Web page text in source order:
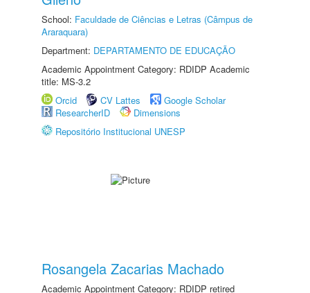
School: Faculdade de Ciências e Letras (Câmpus de
Araraquara)
Department: DEPARTAMENTO DE EDUCAÇÃO
Academic Appointment Category: RDIDP Academic
title: MS-3.2
Orcid
CV Lattes
Google Scholar
ResearcherID
Dimensions
Repositório Institucional UNESP
Rosangela Zacarias Machado
Academic Appointment Category: RDIDP retired